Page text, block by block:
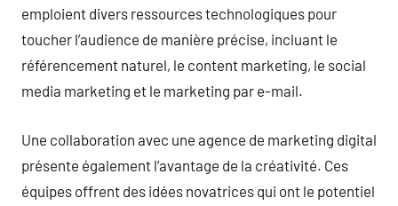
emploient divers ressources technologiques pour
toucher l’audience de manière précise, incluant le
référencement naturel, le content marketing, le social
media marketing et le marketing par e-mail.
Une collaboration avec une agence de marketing digital
présente également l’avantage de la créativité. Ces
équipes offrent des idées novatrices qui ont le potentiel